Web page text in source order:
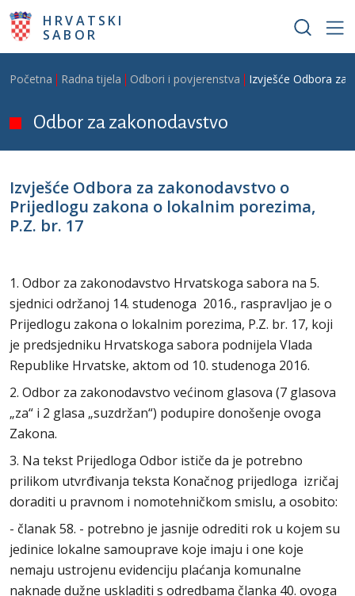
Skoči na glavni sadržaj
HRVATSKI
SABOR
Breadcrumb
Početna Radna tijela Odbori i povjerenstva Izvješće Odbora za
Odbor za zakonodavstvo
Izvješće Odbora za zakonodavstvo o
Prijedlogu zakona o lokalnim porezima,
P.Z. br. 17
1. Odbor za zakonodavstvo Hrvatskoga sabora na 5.
sjednici održanoj 14. studenoga 2016., raspravljao je o
Prijedlogu zakona o lokalnim porezima, P.Z. br. 17, koji
je predsjedniku Hrvatskoga sabora podnijela Vlada
Republike Hrvatske, aktom od 10. studenoga 2016.
2. Odbor za zakonodavstvo većinom glasova (7 glasova
„za“ i 2 glasa „suzdržan“) podupire donošenje ovoga
Zakona.
3. Na tekst Prijedloga Odbor ističe da je potrebno
prilikom utvrđivanja teksta Konačnog prijedloga izričaj
doraditi u pravnom i nomotehničkom smislu, a osobito:
- članak 58. - potrebno je jasnije odrediti rok u kojem su
jedinice lokalne samouprave koje imaju i one koje
nemaju ustrojenu evidenciju plaćanja komunalne
naknade dužne uskladiti s odredbama članka 40. ovoga